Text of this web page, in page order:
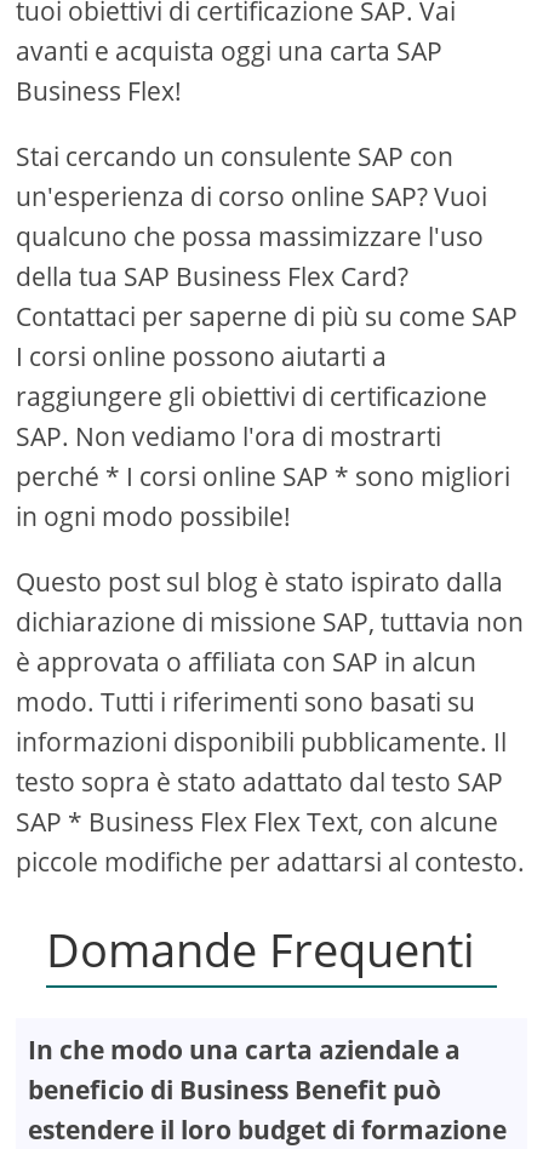
tuoi obiettivi di certificazione SAP. Vai
avanti e acquista oggi una carta SAP
Business Flex!
Stai cercando un consulente SAP con
un'esperienza di corso online SAP? Vuoi
qualcuno che possa massimizzare l'uso
della tua SAP Business Flex Card?
Contattaci per saperne di più su come SAP
I corsi online possono aiutarti a
raggiungere gli obiettivi di certificazione
SAP. Non vediamo l'ora di mostrarti
perché * I corsi online SAP * sono migliori
in ogni modo possibile!
Questo post sul blog è stato ispirato dalla
dichiarazione di missione SAP, tuttavia non
è approvata o affiliata con SAP in alcun
modo. Tutti i riferimenti sono basati su
informazioni disponibili pubblicamente. Il
testo sopra è stato adattato dal testo SAP
SAP * Business Flex Flex Text, con alcune
piccole modifiche per adattarsi al contesto.
Domande Frequenti
In che modo una carta aziendale a
beneficio di Business Benefit può
estendere il loro budget di formazione